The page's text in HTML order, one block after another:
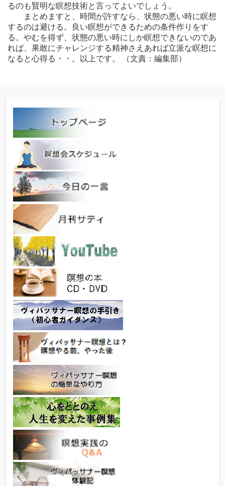
るのも賢明な瞑想技術と言ってよいでしょう。
まとめますと、時間が許すなら、状態の悪い時に瞑想
するのは避ける。良い瞑想ができるための条件作りをす
る。やむを得ず、状態の悪い時にしか瞑想できないのであ
れば、果敢にチャレンジする精神さえあれば立派な瞑想に
なると心得る・・。以上です。 （文責：編集部）